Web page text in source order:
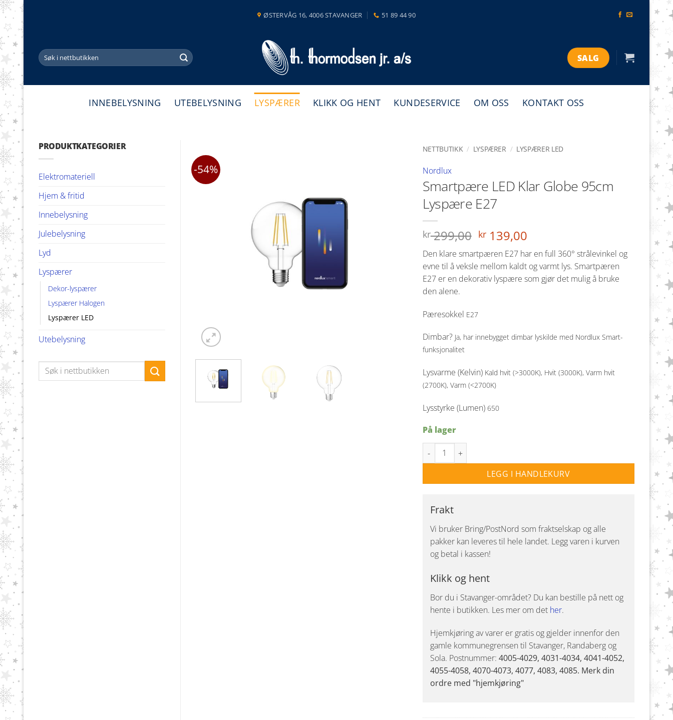
Skip
content
ØSTERVÅG 16, 4006 STAVANGER 51 89 44 90
Søk
etter:
SALG
INNEBELYSNING UTEBELYSNING LYSPÆRER KLIKK OG HENT KUNDESERVICE OM OSS KONTAKT OSS
PRODUKTKATEGORIER
Elektromateriell
Hjem & fritid
Innebelysning
Julebelysning
Lyd
Lyspærer
Dekor-lyspærer
Lyspærer Halogen
Lyspærer LED
Utebelysning
Søk
-54%
NETTBUTIKK / LYSPÆRER / LYSPÆRER LED
Nordlux
Smartpære LED Klar Globe 95cm
Lyspære E27
kr299,00 Opprinnelig
pris
var:
kr 299,00.
kr139,00Nåværende
pris
er:
kr 139,00.
Den klare smartpæren E27 har en full 360° strålevinkel og
evne til å veksle mellom kaldt og varmt lys. Smartpæren
E27 er en dekorativ lyspære som gjør det mulig å bruke
den alene.
Pæresokkel E27
Dimbar? Ja, har innebygget dimbar lyskilde med Nordlux Smart-
funksjonalitet
Lysvarme (Kelvin) Kald hvit (>3000K), Hvit (3000K), Varm hvit
(2700K), Varm (<2700K)
Lysstyrke (Lumen) 650
På lager
Smartpære LED Klar Globe 95cm Lyspære E27 antall
LEGG I HANDLEKURV
Frakt
Vi bruker Bring/PostNord som fraktselskap og alle
pakker kan leveres til hele landet. Legg varen i kurven
og betal i kassen!
Klikk og hent
Bor du i Stavanger-området? Du kan bestille på nett og
hente i butikken. Les mer om det her.
Hjemkjøring av varer er gratis og gjelder innenfor den
gamle kommunegrensen til Stavanger, Randaberg og
Sola. Postnummer: 4005-4029, 4031-4034, 4041-4052,
4055-4058, 4070-4073, 4077, 4083, 4085. Merk din
ordre med "hjemkjøring"